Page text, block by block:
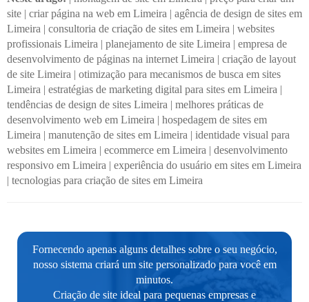
site | criar página na web em Limeira | agência de design de sites em
Limeira | consultoria de criação de sites em Limeira | websites
profissionais Limeira | planejamento de site Limeira | empresa de
desenvolvimento de páginas na internet Limeira | criação de layout
de site Limeira | otimização para mecanismos de busca em sites
Limeira | estratégias de marketing digital para sites em Limeira |
tendências de design de sites Limeira | melhores práticas de
desenvolvimento web em Limeira | hospedagem de sites em
Limeira | manutenção de sites em Limeira | identidade visual para
websites em Limeira | ecommerce em Limeira | desenvolvimento
responsivo em Limeira | experiência do usuário em sites em Limeira
| tecnologias para criação de sites em Limeira
Fornecendo apenas alguns detalhes sobre o seu negócio,
nosso sistema criará um site personalizado para você em
minutos.
Criação de site ideal para pequenas empresas e